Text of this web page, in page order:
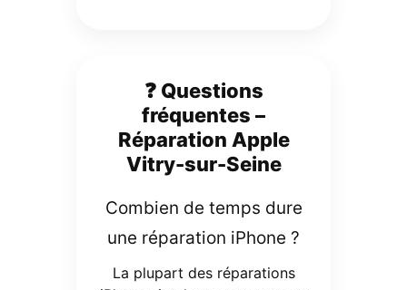
❓ Questions
fréquentes –
Réparation Apple
Vitry-sur-Seine
Combien de temps dure
une réparation iPhone ?
La plupart des réparations